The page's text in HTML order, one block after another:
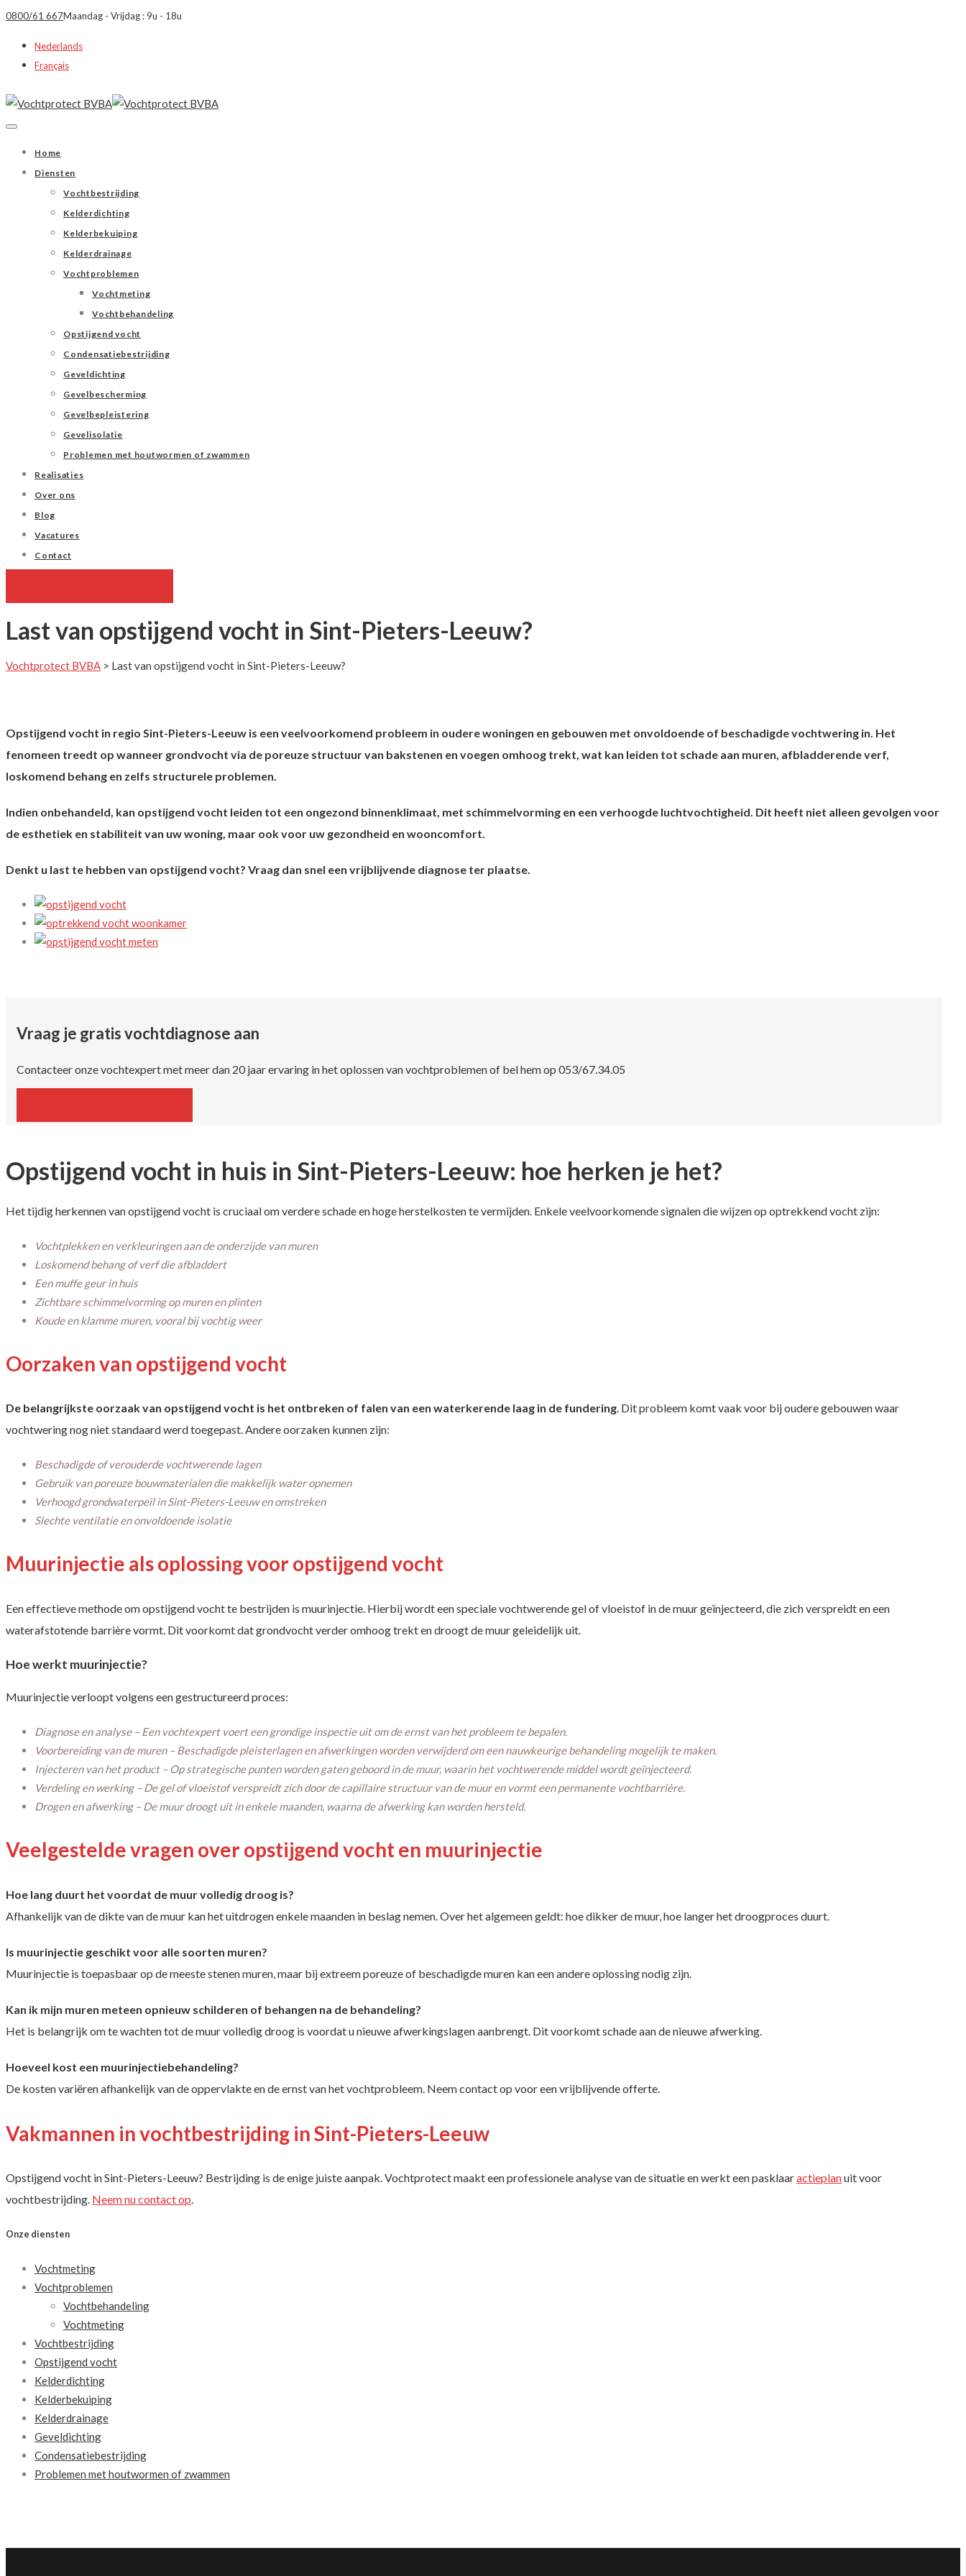
0800/61 667Maandag - Vrijdag : 9u - 18u
Nederlands
Français
Home
Diensten
Vochtbestrijding
Kelderdichting
Kelderbekuiping
Kelderdrainage
Vochtproblemen
Vochtmeting
Vochtbehandeling
Opstijgend vocht
Condensatiebestrijding
Geveldichting
Gevelbescherming
Gevelbepleistering
Gevelisolatie
Problemen met houtwormen of zwammen
Realisaties
Over ons
Blog
Vacatures
Contact
Last van opstijgend vocht in Sint-Pieters-Leeuw?
Vochtprotect BVBA > Last van opstijgend vocht in Sint-Pieters-Leeuw?
Opstijgend vocht in regio Sint-Pieters-Leeuw is een veelvoorkomend probleem in oudere woningen en gebouwen met onvoldoende of beschadigde vochtwering in. Het
fenomeen treedt op wanneer grondvocht via de poreuze structuur van bakstenen en voegen omhoog trekt, wat kan leiden tot schade aan muren, afbladderende verf,
loskomend behang en zelfs structurele problemen.
Indien onbehandeld, kan opstijgend vocht leiden tot een ongezond binnenklimaat, met schimmelvorming en een verhoogde luchtvochtigheid. Dit heeft niet alleen gevolgen voor
de esthetiek en stabiliteit van uw woning, maar ook voor uw gezondheid en wooncomfort.
Denkt u last te hebben van opstijgend vocht? Vraag dan snel een vrijblijvende diagnose ter plaatse.
Vraag je gratis vochtdiagnose aan
Contacteer onze vochtexpert met meer dan 20 jaar ervaring in het oplossen van vochtproblemen of bel hem op 053/67.34.05
Opstijgend vocht in huis in Sint-Pieters-Leeuw: hoe herken je het?
Het tijdig herkennen van opstijgend vocht is cruciaal om verdere schade en hoge herstelkosten te vermijden. Enkele veelvoorkomende signalen die wijzen op optrekkend vocht zijn:
Vochtplekken en verkleuringen aan de onderzijde van muren
Loskomend behang of verf die afbladdert
Een muffe geur in huis
Zichtbare schimmelvorming op muren en plinten
Koude en klamme muren, vooral bij vochtig weer
Oorzaken van opstijgend vocht
De belangrijkste oorzaak van opstijgend vocht is het ontbreken of falen van een waterkerende laag in de fundering. Dit probleem komt vaak voor bij oudere gebouwen waar
vochtwering nog niet standaard werd toegepast. Andere oorzaken kunnen zijn:
Beschadigde of verouderde vochtwerende lagen
Gebruik van poreuze bouwmaterialen die makkelijk water opnemen
Verhoogd grondwaterpeil in Sint-Pieters-Leeuw en omstreken
Slechte ventilatie en onvoldoende isolatie
Muurinjectie als oplossing voor opstijgend vocht
Een effectieve methode om opstijgend vocht te bestrijden is muurinjectie. Hierbij wordt een speciale vochtwerende gel of vloeistof in de muur geïnjecteerd, die zich verspreidt en een
waterafstotende barrière vormt. Dit voorkomt dat grondvocht verder omhoog trekt en droogt de muur geleidelijk uit.
Hoe werkt muurinjectie?
Muurinjectie verloopt volgens een gestructureerd proces:
Diagnose en analyse – Een vochtexpert voert een grondige inspectie uit om de ernst van het probleem te bepalen.
Voorbereiding van de muren – Beschadigde pleisterlagen en afwerkingen worden verwijderd om een nauwkeurige behandeling mogelijk te maken.
Injecteren van het product – Op strategische punten worden gaten geboord in de muur, waarin het vochtwerende middel wordt geïnjecteerd.
Verdeling en werking – De gel of vloeistof verspreidt zich door de capillaire structuur van de muur en vormt een permanente vochtbarrière.
Drogen en afwerking – De muur droogt uit in enkele maanden, waarna de afwerking kan worden hersteld.
Veelgestelde vragen over opstijgend vocht en muurinjectie
Hoe lang duurt het voordat de muur volledig droog is?
Afhankelijk van de dikte van de muur kan het uitdrogen enkele maanden in beslag nemen. Over het algemeen geldt: hoe dikker de muur, hoe langer het droogproces duurt.
Is muurinjectie geschikt voor alle soorten muren?
Muurinjectie is toepasbaar op de meeste stenen muren, maar bij extreem poreuze of beschadigde muren kan een andere oplossing nodig zijn.
Kan ik mijn muren meteen opnieuw schilderen of behangen na de behandeling?
Het is belangrijk om te wachten tot de muur volledig droog is voordat u nieuwe afwerkingslagen aanbrengt. Dit voorkomt schade aan de nieuwe afwerking.
Hoeveel kost een muurinjectiebehandeling?
De kosten variëren afhankelijk van de oppervlakte en de ernst van het vochtprobleem. Neem contact op voor een vrijblijvende offerte.
Vakmannen in vochtbestrijding in Sint-Pieters-Leeuw
Opstijgend vocht in Sint-Pieters-Leeuw? Bestrijding is de enige juiste aanpak. Vochtprotect maakt een professionele analyse van de situatie en werkt een pasklaaractieplanuit voor
vochtbestrijding. Neem nu contact op.
Onze diensten
Vochtmeting
Vochtproblemen
Vochtbehandeling
Vochtmeting
Vochtbestrijding
Opstijgend vocht
Kelderdichting
Kelderbekuiping
Kelderdrainage
Geveldichting
Condensatiebestrijding
Problemen met houtwormen of zwammen